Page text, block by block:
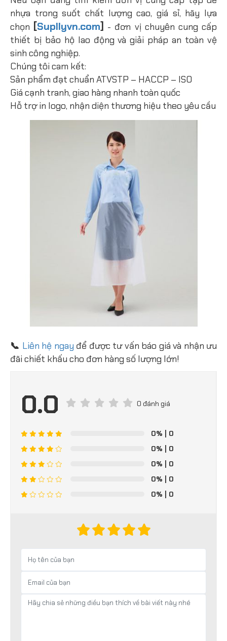
nhựa trong suốt chất lượng cao, giá sỉ, hãy lựa
chọn [Supllyvn.com] - đơn vị chuyên cung cấp
thiết bị bảo hộ lao động và giải pháp an toàn vệ
sinh công nghiệp.
Chúng tôi cam kết:
Sản phẩm đạt chuẩn ATVSTP – HACCP – ISO
Giá cạnh tranh, giao hàng nhanh toàn quốc
Hỗ trợ in logo, nhận diện thương hiệu theo yêu cầu
📞 Liên hệ ngay để được tư vấn báo giá và nhận ưu
đãi chiết khấu cho đơn hàng số lượng lớn!
0.0 0 đánh giá
0% | 0
0% | 0
0% | 0
0% | 0
0% | 0